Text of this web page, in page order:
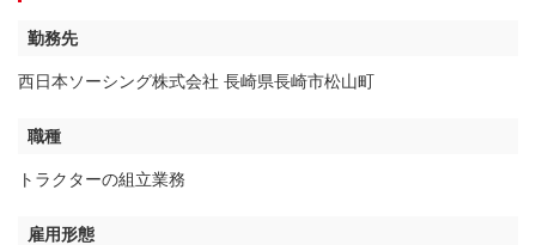
勤務先
西日本ソーシング株式会社 長崎県長崎市松山町
職種
トラクターの組立業務
雇用形態